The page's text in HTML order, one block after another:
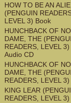
HOW TO BE AN
(PENGUIN
LEVEL 3) Book
HUNCHBACK OF
DAME, THE
READERS, LEVEL
Audio CD
HUNCHBACK OF
DAME, THE
READERS, LEVEL
KING LEAR
READERS, LEVEL